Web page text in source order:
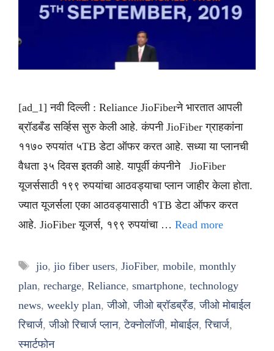
[ad_1] नवी दिल्ली : Reliance JioFiberने भारतात आपली
ब्रॉडबँड सर्व्हिस सुरु केली आहे. कंपनी JioFiber ग्राहकांना
११७० रुपयांत ५TB डेटा ऑफर करत आहे. सध्या या प्लानची
वैधता ३५ दिवस इतकी आहे. यापूर्वी कंपनीने JioFiber
यूजर्ससाठी १९९ रुपयांचा आठवड्याचा प्लान जाहीर केला होता.
ज्यात यूजर्सला एका आठवड्यासाठी १TB डेटा ऑफर करत
आहे. JioFiber यूजर्स, १९९ रुपयांचा … Read more
Tags
jio, jio fiber users, JioFiber, mobile, monthly
plan, recharge, Reliance, smartphone, technology
news, weekly plan,जीओ,जीओ ब्रॉडब्रँड,जीओ मोबाईल
रिचार्ज,जीओ रिचार्ज प्लान,टेक्नोलॉजी,मोबाईल,रिचार्ज,
स्मार्टफोन